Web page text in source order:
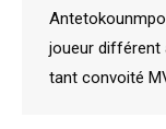
joueur différent
tant convoité